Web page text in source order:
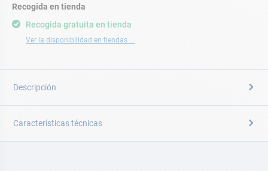
Recogida gratuita en tienda
Ver la disponibilidad en tiendas ...
Recogida en tienda
Descripción
Características técnicas